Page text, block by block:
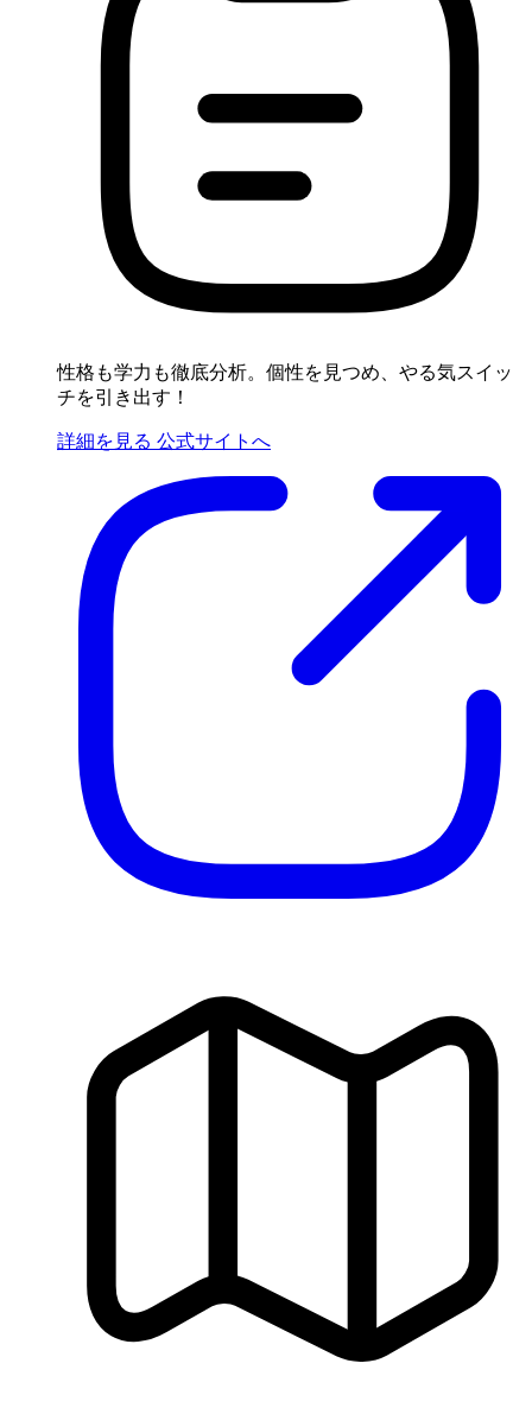
性格も学力も徹底分析。個性を見つめ、やる気スイッ
チを引き出す！
詳細を見る 公式サイトへ